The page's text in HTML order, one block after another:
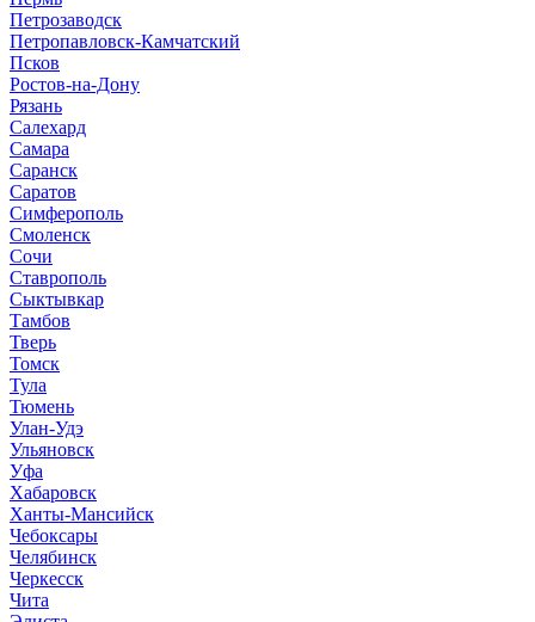
Петрозаводск
Петропавловск-Камчатский
Псков
Ростов-на-Дону
Рязань
Салехард
Самара
Саранск
Саратов
Симферополь
Смоленск
Сочи
Ставрополь
Сыктывкар
Тамбов
Тверь
Томск
Тула
Тюмень
Улан-Удэ
Ульяновск
Уфа
Хабаровск
Ханты-Мансийск
Чебоксары
Челябинск
Черкесск
Чита